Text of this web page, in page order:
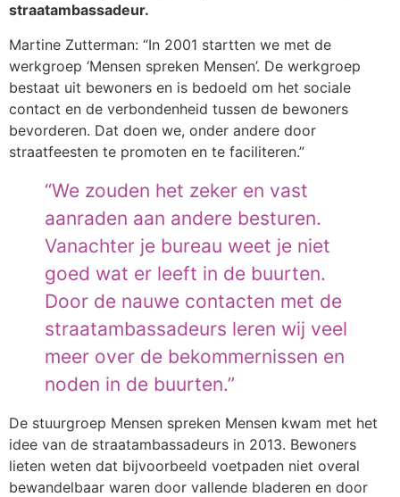
straatambassadeur.
Martine Zutterman: “In 2001 startten we met de
werkgroep ‘Mensen spreken Mensen’. De werkgroep
bestaat uit bewoners en is bedoeld om het sociale
contact en de verbondenheid tussen de bewoners
bevorderen. Dat doen we, onder andere door
straatfeesten te promoten en te faciliteren.”
“We zouden het zeker en vast
aanraden aan andere besturen.
Vanachter je bureau weet je niet
goed wat er leeft in de buurten.
Door de nauwe contacten met de
straatambassadeurs leren wij veel
meer over de bekommernissen en
noden in de buurten.”
De stuurgroep Mensen spreken Mensen kwam met het
idee van de straatambassadeurs in 2013. Bewoners
lieten weten dat bijvoorbeeld voetpaden niet overal
bewandelbaar waren door vallende bladeren en door